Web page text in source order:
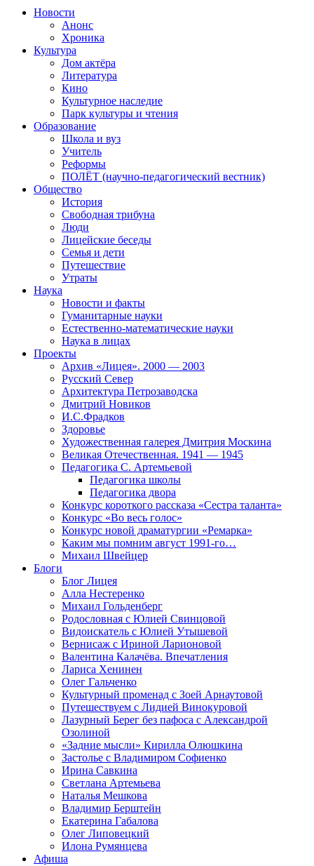
Новости
Анонс
Хроника
Культура
Дом актёра
Литература
Кино
Культурное наследие
Парк культуры и чтения
Образование
Школа и вуз
Учитель
Реформы
ПОЛЁТ (научно-педагогический вестник)
Общество
История
Свободная трибуна
Люди
Лицейские беседы
Семья и дети
Путешествие
Утраты
Наука
Новости и факты
Гуманитарные науки
Естественно-математические науки
Наука в лицах
Проекты
Архив «Лицея». 2000 — 2003
Русский Север
Архитектура Петрозаводска
Дмитрий Новиков
И.С.Фрадков
Здоровье
Художественная галерея Дмитрия Москина
Великая Отечественная. 1941 — 1945
Педагогика С. Артемьевой
Педагогика школы
Педагогика двора
Конкурс короткого рассказа «Сестра таланта»
Конкурс «Во весь голос»
Конкурс новой драматургии «Ремарка»
Каким мы помним август 1991-го…
Михаил Швейцер
Блоги
Блог Лицея
Алла Нестеренко
Михаил Гольденберг
Родословная с Юлией Свинцовой
Видоискатель с Юлией Утышевой
Вернисаж с Ириной Ларионовой
Валентина Калачёва. Впечатления
Лариса Хенинен
Олег Гальченко
Культурный променад с Зоей Арнаутовой
Путешествуем с Лидией Винокуровой
Лазурный Берег без пафоса с Александрой
Озолиной
«Задние мысли» Кирилла Олюшкина
Застолье с Владимиром Софиенко
Ирина Савкина
Светлана Артемьева
Наталья Мешкова
Владимир Берштейн
Екатерина Габалова
Олег Липовецкий
Илона Румянцева
Афиша